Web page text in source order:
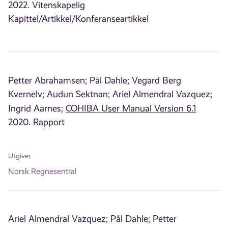
2022. Vitenskapelig
Kapittel/Artikkel/Konferanseartikkel
Petter Abrahamsen; Pål Dahle; Vegard Berg
Kvernelv; Audun Sektnan; Ariel Almendral Vazquez;
Ingrid Aarnes; COHIBA User Manual Version 6.1
2020. Rapport
Utgiver
Norsk Regnesentral
Ariel Almendral Vazquez; Pål Dahle; Petter